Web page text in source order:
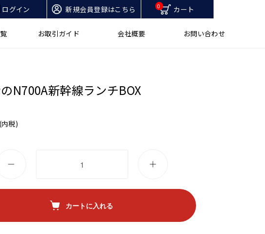
ログイン 新規会員登録はこちら 0 カート
お取引ガイド 会社概要 お問い合わせ
N700A新幹線ランチBOX
税)
カートに入れる